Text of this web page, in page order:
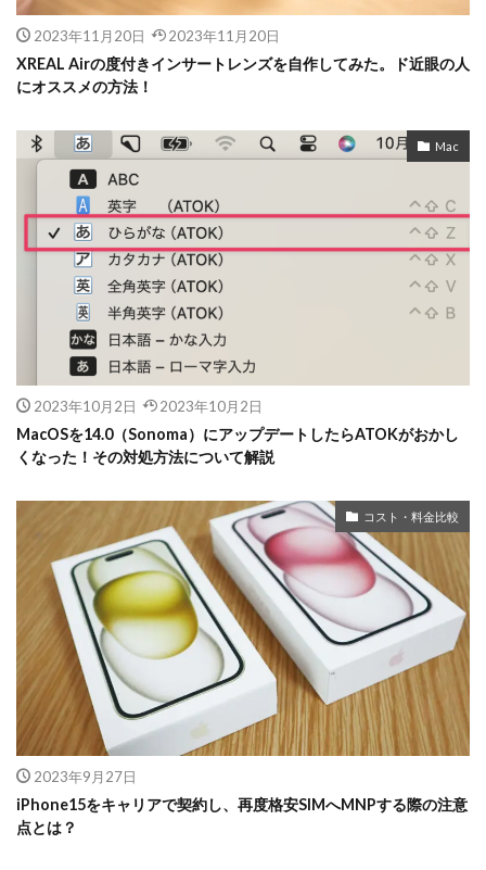
2023年11月20日 2023年11月20日
XREAL Airの度付きインサートレンズを自作してみた。ド近眼の人
にオススメの方法！
Mac
2023年10月2日 2023年10月2日
MacOSを14.0（Sonoma）にアップデートしたらATOKがおかし
くなった！その対処方法について解説
コスト・料金比較
2023年9月27日
iPhone15をキャリアで契約し、再度格安SIMへMNPする際の注意
点とは？